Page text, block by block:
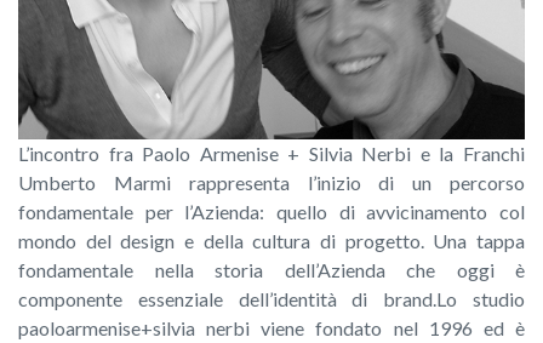
L’incontro fra Paolo Armenise + Silvia Nerbi e la Franchi
Umberto Marmi rappresenta l’inizio di un percorso
fondamentale per l’Azienda: quello di avvicinamento col
mondo del design e della cultura di progetto. Una tappa
fondamentale nella storia dell’Azienda che oggi è
componente essenziale dell’identità di brand.Lo studio
paoloarmenise+silvia nerbi viene fondato nel 1996 ed è